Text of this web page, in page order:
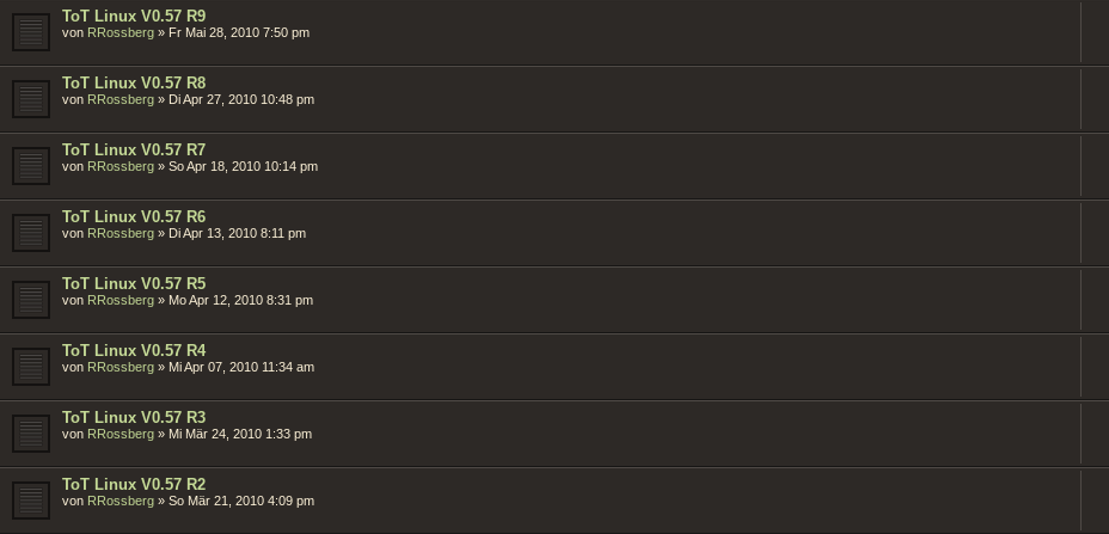
ToT Linux V0.57 R9
von RRossberg » Fr Mai 28, 2010 7:50 pm
ToT Linux V0.57 R8
von RRossberg » Di Apr 27, 2010 10:48 pm
ToT Linux V0.57 R7
von RRossberg » So Apr 18, 2010 10:14 pm
ToT Linux V0.57 R6
von RRossberg » Di Apr 13, 2010 8:11 pm
ToT Linux V0.57 R5
von RRossberg » Mo Apr 12, 2010 8:31 pm
ToT Linux V0.57 R4
von RRossberg » Mi Apr 07, 2010 11:34 am
ToT Linux V0.57 R3
von RRossberg » Mi Mär 24, 2010 1:33 pm
ToT Linux V0.57 R2
von RRossberg » So Mär 21, 2010 4:09 pm